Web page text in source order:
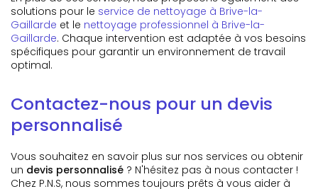
solutions pour le service de nettoyage à Brive-la-
Gaillarde et le nettoyage professionnel à Brive-la-
Gaillarde. Chaque intervention est adaptée à vos besoins
spécifiques pour garantir un environnement de travail
optimal.
Contactez-nous pour un devis
personnalisé
Vous souhaitez en savoir plus sur nos services ou obtenir
un devis personnalisé ? N'hésitez pas à nous contacter !
Chez P.N.S, nous sommes toujours prêts à vous aider à